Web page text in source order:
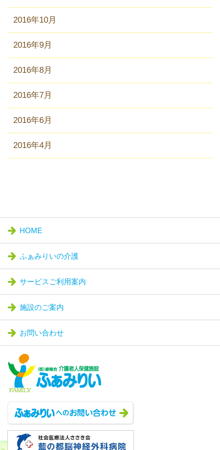
2016年10月
2016年9月
2016年8月
2016年7月
2016年6月
2016年4月
HOME
ふぁみりいの介護
サービスご利用案内
施設のご案内
お問い合わせ